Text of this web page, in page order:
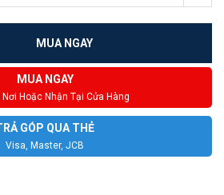
MUA NGAY
MUA NGAY
Nơi Hoặc Nhận Tại Cửa Hàng
GÓP QUA THẺ
Visa, Master, JCB